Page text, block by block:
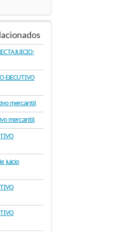
JUICIO:
EJECUTIVO
mercantil
mercantil
juicio